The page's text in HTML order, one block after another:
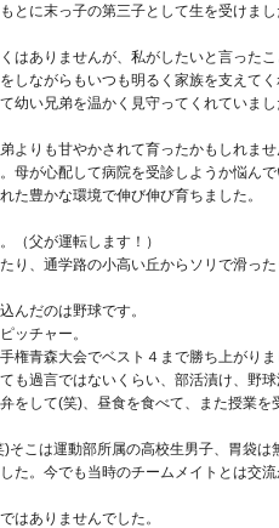
とに末っ子の第三子として生を受けまし
はありませんが、私がしたいと言った
ながらもいつも明るく家族を支えてく
幼い兄弟を温かく見守ってくれていまし
よりも甘やかされて育ったかもしれませ
母が心配して病院を受診しようか悩ん
た豊かな環境で伸び伸び育ちました。
（父が運転します！）
り、通学路の小高い丘からソリで滑っ
んだのは野球です。
ッチャー。
権青森大会でベスト４まで勝ち上がりま
も過言ではないくらい、部活漬け、野球
をして(笑)、昼食を食べて、また授業
こは運動部所属の高校生男子、胃袋は
た。今でも当時のチームメイトとは交
はありませんでした。